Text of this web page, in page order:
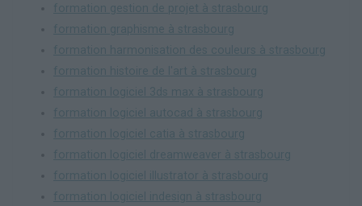
formation gestion de projet à strasbourg
formation graphisme à strasbourg
formation harmonisation des couleurs à strasbourg
formation histoire de l'art à strasbourg
formation logiciel 3ds max à strasbourg
formation logiciel autocad à strasbourg
formation logiciel catia à strasbourg
formation logiciel dreamweaver à strasbourg
formation logiciel illustrator à strasbourg
formation logiciel indesign à strasbourg